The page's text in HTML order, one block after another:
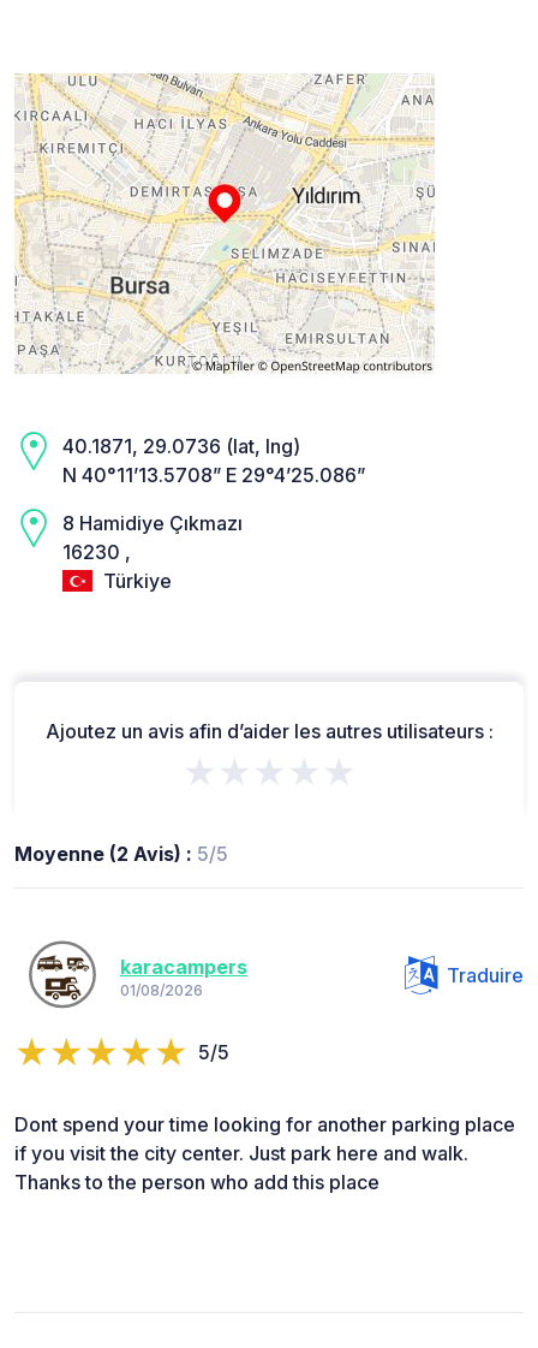
40.1871, 29.0736 (lat, lng)
N 40°11’13.5708” E 29°4’25.086”
8 Hamidiye Çıkmazı
16230 ,
Türkiye
Ajoutez un avis afin d’aider les autres utilisateurs :
★★★★★
Moyenne (2 Avis) : 5/5
karacampers
01/08/2026
Traduire
5/5
Dont spend your time looking for another parking place
if you visit the city center. Just park here and walk.
Thanks to the person who add this place